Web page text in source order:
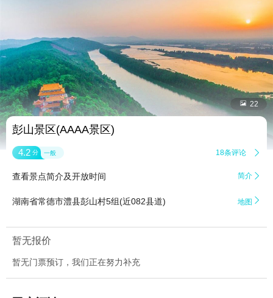
 22
彭山景区(AAAA景区)
4.2 分 一般 18条评论 
查看景点简介及开放时间 简介 
湖南省常德市澧县彭山村5组(近082县道) 地图 
暂无报价
暂无门票预订，我们正在努力补充